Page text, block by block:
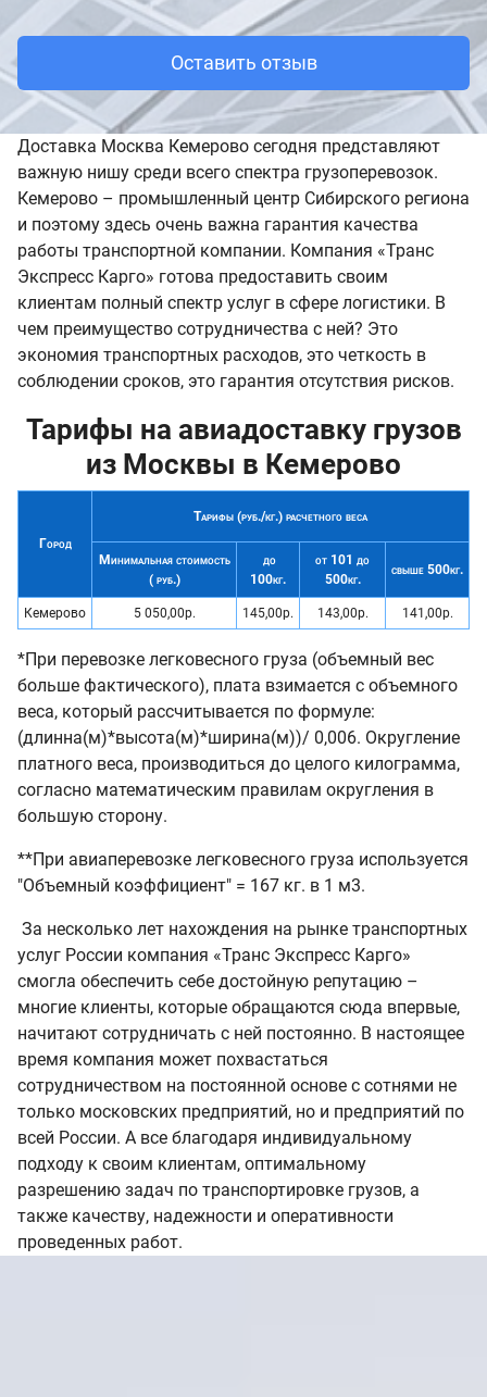
Оставить отзыв
Доставка Москва Кемерово сегодня представляют
важную нишу среди всего спектра грузоперевозок.
Кемерово – промышленный центр Сибирского региона
и поэтому здесь очень важна гарантия качества
работы транспортной компании. Компания «Транс
Экспресс Карго» готова предоставить своим
клиентам полный спектр услуг в сфере логистики. В
чем преимущество сотрудничества с ней? Это
экономия транспортных расходов, это четкость в
соблюдении сроков, это гарантия отсутствия рисков.
Тарифы на авиадоставку грузов
из Москвы в Кемерово
Город
Тарифы (руб./кг.) расчетного веса
Минимальная стоимость
( руб.)
до
100кг.
от 101 до
500кг.
свыше 500кг.
Кемерово 5 050,00р. 145,00р. 143,00р. 141,00р.
*При перевозке легковесного груза (объемный вес
больше фактического), плата взимается с объемного
веса, который рассчитывается по формуле:
(длинна(м)*высота(м)*ширина(м))/ 0,006. Округление
платного веса, производиться до целого килограмма,
согласно математическим правилам округления в
большую сторону.
**При авиаперевозке легковесного груза используется
"Объемный коэффициент" = 167 кг. в 1 м3.
За несколько лет нахождения на рынке транспортных
услуг России компания «Транс Экспресс Карго»
смогла обеспечить себе достойную репутацию –
многие клиенты, которые обращаются сюда впервые,
начитают сотрудничать с ней постоянно. В настоящее
время компания может похвастаться
сотрудничеством на постоянной основе с сотнями не
только московских предприятий, но и предприятий по
всей России. А все благодаря индивидуальному
подходу к своим клиентам, оптимальному
разрешению задач по транспортировке грузов, а
также качеству, надежности и оперативности
проведенных работ.